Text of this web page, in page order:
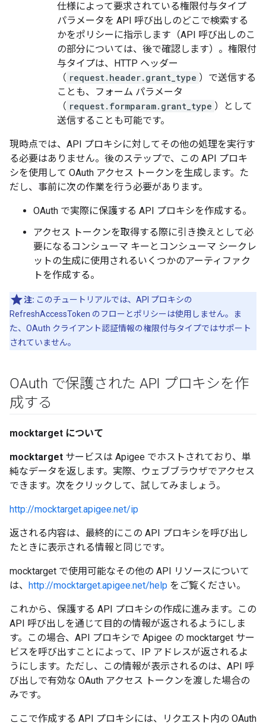
仕様によって要求されている権限付与タイプ
パラメータを API 呼び出しのどこで検索する
かをポリシーに指示します（API 呼び出しのこ
の部分については、後で確認します）。権限付
与タイプは、HTTP ヘッダー
（ request.header.grant_type ）で送信する
ことも、フォーム パラメータ
（ request.formparam.grant_type ）として
送信することも可能です。
現時点では、API プロキシに対してその他の処理を実行す
る必要はありません。後のステップで、この API プロキ
シを使用して OAuth アクセス トークンを生成します。た
だし、事前に次の作業を行う必要があります。
OAuth で実際に保護する API プロキシを作成する。
アクセス トークンを取得する際に引き換えとして必
要になるコンシューマ キーとコンシューマ シークレ
ットの生成に使用されるいくつかのアーティファク
トを作成する。
注: このチュートリアルでは、API プロキシの
RefreshAccessToken のフローとポリシーは使用しません。ま
た、OAuth クライアント認証情報の権限付与タイプではサポート
されていません。
OAuth で保護された API プロキシを作
成する
mocktarget について
mocktarget サービスは Apigee でホストされており、単
純なデータを返します。実際、ウェブブラウザでアクセス
できます。次をクリックして、試してみましょう。
http://mocktarget.apigee.net/ip
返される内容は、最終的にこの API プロキシを呼び出し
たときに表示される情報と同じです。
mocktarget で使用可能なその他の API リソースについて
は、
http://mocktarget.apigee.net/help をご覧ください。
これから、保護する API プロキシの作成に進みます。この
API 呼び出しを通じて目的の情報が返されるようにしま
す。この場合、API プロキシで Apigee の mocktarget サー
ビスを呼び出すことによって、IP アドレスが返されるよ
うにします。ただし、この情報が表示されるのは、API 呼
び出しで有効な OAuth アクセス トークンを渡した場合の
みです。
ここで作成する API プロキシには、リクエスト内の OAuth